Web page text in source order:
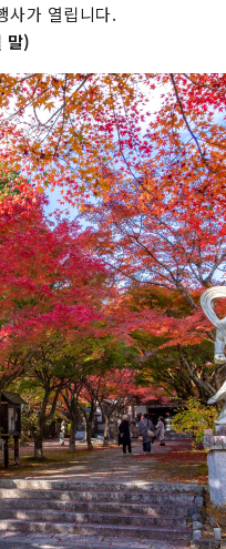
사가 열립니다.
말)